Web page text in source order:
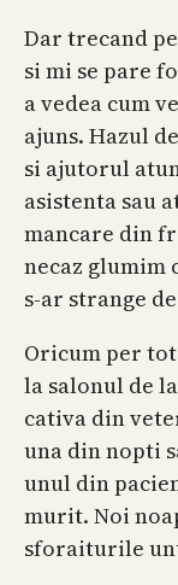
Dar trecand
si mi se pare
a vedea cum
ajuns. Hazul
si ajutorul
asistenta sau
mancare din
necaz glumim
s-ar strange
Oricum per
la salonul de
cativa din
una din nopti
unul din
murit. Noi
sforaiturile